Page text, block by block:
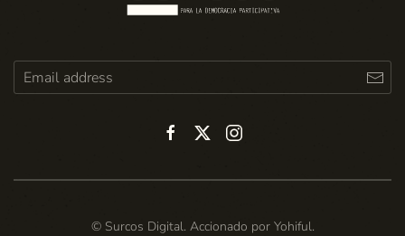
© Surcos Digital. Accionado por Yohiful.